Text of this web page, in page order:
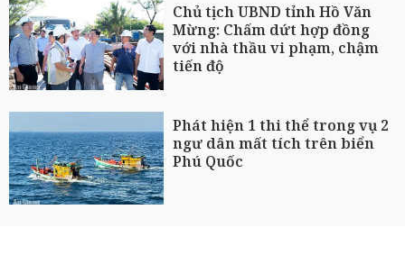
Chủ tịch UBND tỉnh Hồ Văn
Mừng: Chấm dứt hợp đồng
với nhà thầu vi phạm, chậm
tiến độ
Phát hiện 1 thi thể trong vụ 2
ngư dân mất tích trên biển
Phú Quốc